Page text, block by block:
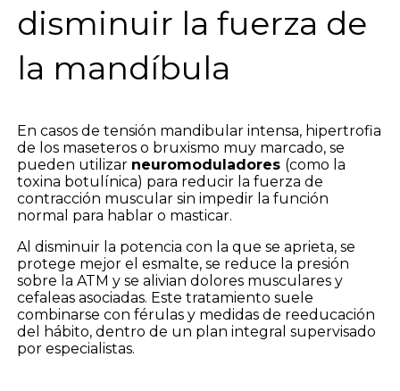
disminuir la fuerza de
la mandíbula
En casos de tensión mandibular intensa, hipertrofia
de los maseteros o bruxismo muy marcado, se
pueden utilizar neuromoduladores (como la
toxina botulínica) para reducir la fuerza de
contracción muscular sin impedir la función
normal para hablar o masticar.
Al disminuir la potencia con la que se aprieta, se
protege mejor el esmalte, se reduce la presión
sobre la ATM y se alivian dolores musculares y
cefaleas asociadas. Este tratamiento suele
combinarse con férulas y medidas de reeducación
del hábito, dentro de un plan integral supervisado
por especialistas.